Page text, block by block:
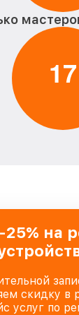
17
на
скидку в
услуг по